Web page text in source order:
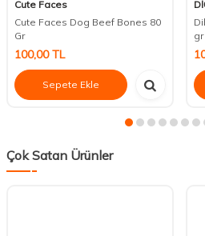
Cute Faces
Cute Faces Dog Beef Bones 80
Gr
100,00TL
Sepete Ekle
gr
Çok Satan Ürünler